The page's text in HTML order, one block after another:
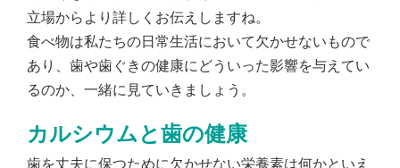
立場からより詳しくお伝えしますね。
食べ物は私たちの日常生活において欠かせないもので
あり、歯や歯ぐきの健康にどういった影響を与えてい
るのか、一緒に見ていきましょう。
カルシウムと歯の健康
歯を丈夫に保つために欠かせない栄養素は何かといえ